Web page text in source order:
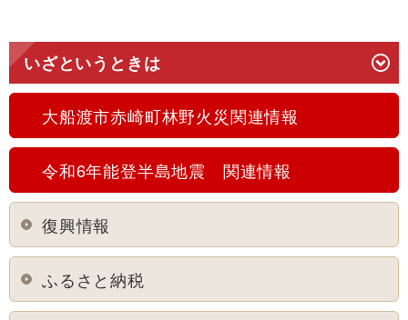
いざというときは
大船渡市赤崎町林野火災関連情報
令和6年能登半島地震 関連情報
復興情報
ふるさと納税